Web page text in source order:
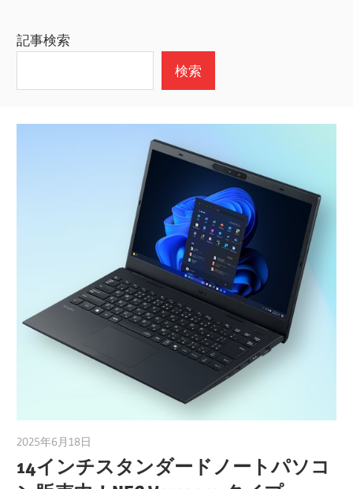
2025年6月18日
14インチスタンダードノートパソコ
記事検索
検索